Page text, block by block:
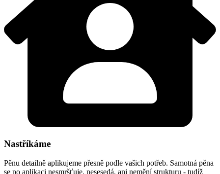
Nastříkáme
Pěnu detailně aplikujeme přesně podle vašich potřeb. Samotná pěna
se po aplikaci nesmršťuje, nesesedá, ani nemění strukturu - tudíž